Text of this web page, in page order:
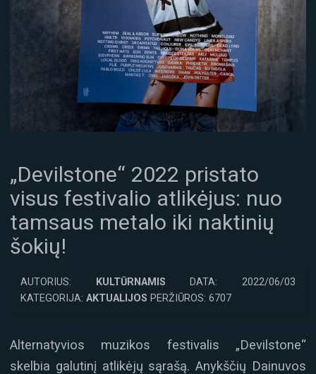
„Devilstone“ 2022 pristato
visus festivalio atlikėjus: nuo
tamsaus metalo iki naktinių
šokių!
AUTORIUS: KULTŪRNAMIS DATA: 2022/06/03
KATEGORIJA: AKTUALIJOS PERŽIŪROS: 6707
Alternatyvios muzikos festivalis „Devilstone“
skelbia galutinį atlikėjų sąrašą. Anykščių Dainuvos